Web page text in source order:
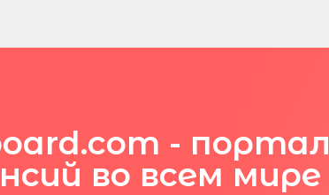
- портал
во всем мире